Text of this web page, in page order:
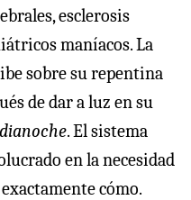
esclerosis
maníacos. La
sobre su repentina
de dar a luz en su
. El sistema
en la necesidad
cómo.